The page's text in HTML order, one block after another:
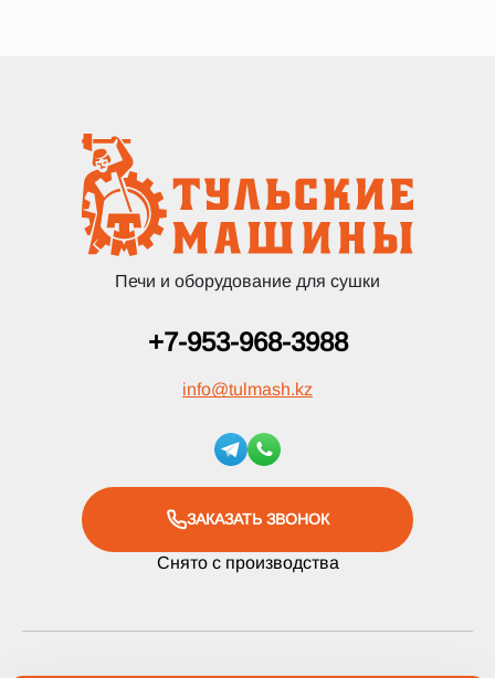
Печи и оборудование для сушки
+7-953-968-3988
info@tulmash.kz
ЗАКАЗАТЬ ЗВОНОК
Снято с производства